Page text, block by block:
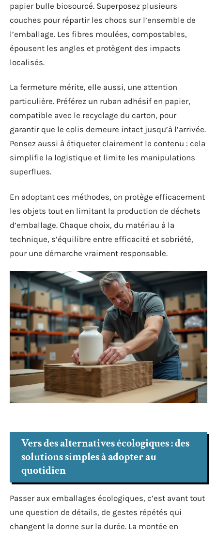
papier bulle biosourcé. Superposez plusieurs
couches pour répartir les chocs sur l’ensemble de
l’emballage. Les fibres moulées, compostables,
épousent les angles et protègent des impacts
localisés.
La fermeture mérite, elle aussi, une attention
particulière. Préférez un ruban adhésif en papier,
compatible avec le recyclage du carton, pour
garantir que le colis demeure intact jusqu’à l’arrivée.
Pensez aussi à étiqueter clairement le contenu : cela
simplifie la logistique et limite les manipulations
superflues.
En adoptant ces méthodes, on protège efficacement
les objets tout en limitant la production de déchets
d’emballage. Chaque choix, du matériau à la
technique, s’équilibre entre efficacité et sobriété,
pour une démarche vraiment responsable.
Vers des alternatives écologiques : des
solutions simples à adopter au
quotidien
Passer aux emballages écologiques, c’est avant tout
une question de détails, de gestes répétés qui
changent la donne sur la durée. La montée en